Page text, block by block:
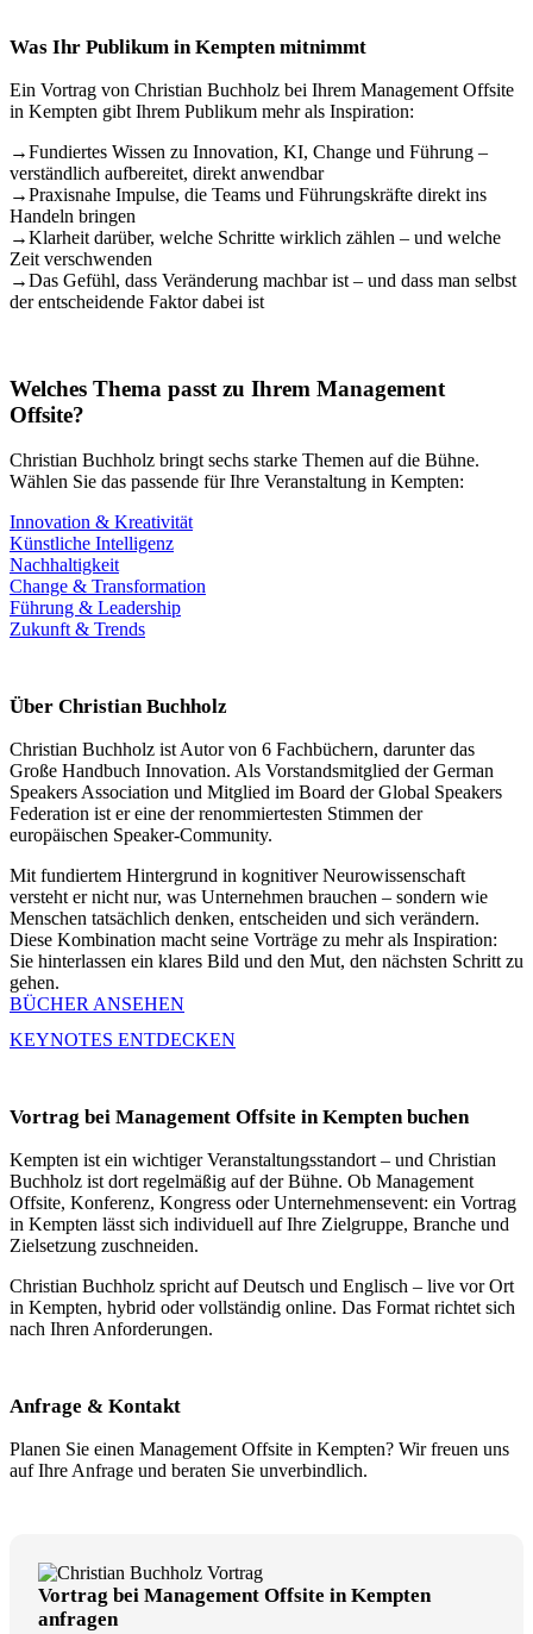
Was Ihr Publikum in Kempten mitnimmt
Ein Vortrag von Christian Buchholz bei Ihrem Management Offsite
in Kempten gibt Ihrem Publikum mehr als Inspiration:
→Fundiertes Wissen zu Innovation, KI, Change und Führung –
verständlich aufbereitet, direkt anwendbar
→Praxisnahe Impulse, die Teams und Führungskräfte direkt ins
Handeln bringen
→Klarheit darüber, welche Schritte wirklich zählen – und welche
Zeit verschwenden
→Das Gefühl, dass Veränderung machbar ist – und dass man selbst
der entscheidende Faktor dabei ist
Welches Thema passt zu Ihrem Management
Offsite?
Christian Buchholz bringt sechs starke Themen auf die Bühne.
Wählen Sie das passende für Ihre Veranstaltung in Kempten:
Innovation & Kreativität
Künstliche Intelligenz
Nachhaltigkeit
Change & Transformation
Führung & Leadership
Zukunft & Trends
Über Christian Buchholz
Christian Buchholz ist Autor von 6 Fachbüchern, darunter das
Große Handbuch Innovation. Als Vorstandsmitglied der German
Speakers Association und Mitglied im Board der Global Speakers
Federation ist er eine der renommiertesten Stimmen der
europäischen Speaker-Community.
Mit fundiertem Hintergrund in kognitiver Neurowissenschaft
versteht er nicht nur, was Unternehmen brauchen – sondern wie
Menschen tatsächlich denken, entscheiden und sich verändern.
Diese Kombination macht seine Vorträge zu mehr als Inspiration:
Sie hinterlassen ein klares Bild und den Mut, den nächsten Schritt zu
gehen.
BÜCHER ANSEHEN
KEYNOTES ENTDECKEN
Vortrag bei Management Offsite in Kempten buchen
Kempten ist ein wichtiger Veranstaltungsstandort – und Christian
Buchholz ist dort regelmäßig auf der Bühne. Ob Management
Offsite, Konferenz, Kongress oder Unternehmensevent: ein Vortrag
in Kempten lässt sich individuell auf Ihre Zielgruppe, Branche und
Zielsetzung zuschneiden.
Christian Buchholz spricht auf Deutsch und Englisch – live vor Ort
in Kempten, hybrid oder vollständig online. Das Format richtet sich
nach Ihren Anforderungen.
Anfrage & Kontakt
Planen Sie einen Management Offsite in Kempten? Wir freuen uns
auf Ihre Anfrage und beraten Sie unverbindlich.
Vortrag bei Management Offsite in Kempten
anfragen